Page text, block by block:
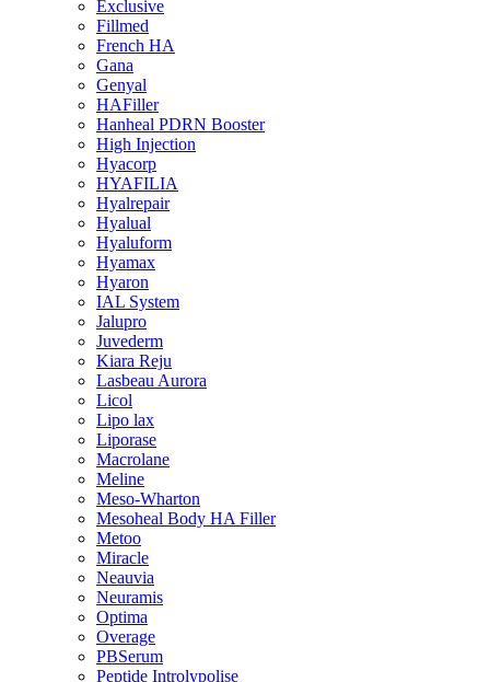
Exclusive
Fillmed
French HA
Gana
Genyal
HAFiller
Hanheal PDRN Booster
High Injection
Hyacorp
HYAFILIA
Hyalrepair
Hyalual
Hyaluform
Hyamax
Hyaron
IAL System
Jalupro
Juvederm
Kiara Reju
Lasbeau Aurora
Licol
Lipo lax
Liporase
Macrolane
Meline
Meso-Wharton
Mesoheal Body HA Filler
Metoo
Miracle
Neauvia
Neuramis
Optima
Overage
PBSerum
Peptide Introlypolise